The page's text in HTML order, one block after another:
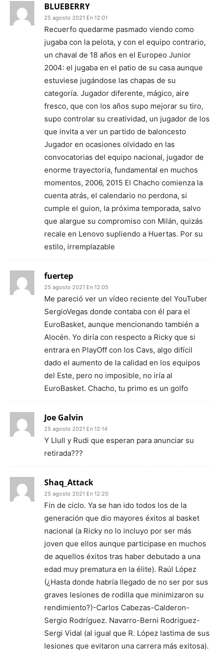
BLUEBERRY
25 agosto 2021 En 12:01
Recuerfo quedarme pasmado viendo como
jugaba con la pelota, y con el equipo contrario,
un chaval de 18 años en el Europeo Junior
2004: el jugaba en el patio de su casa aunque
estuviese jugándose las chapas de su
categoría. Jugador diferente, mágico, aire
fresco, que con los años supo mejorar su tiro,
supo controlar su creatividad, un jugador de los
que invita a ver un partido de baloncesto
Jugador en ocasiones olvidado en las
convocatorias del equipo nacional, jugador de
enorme trayectoria, fundamental en muchos
momentos, 2006, 2015 El Chacho comienza la
cuenta atrás, el calendario no perdona, si
cumple el guion, la próxima temporada, salvo
que alargue su compromiso con Milán, quizás
recale en Lenovo supliendo a Huertas. Por su
estilo, irremplazable
fuertep
25 agosto 2021 En 12:05
Me pareció ver un vídeo reciente del YouTuber
SergioVegas donde contaba con él para el
EuroBasket, aunque mencionando también a
Alocén. Yo diría con respecto a Ricky que si
entrara en PlayOff con los Cavs, algo difícil
dado el aumento de la calidad en los equipos
del Este, pero no imposible, no iría al
EuroBasket. Chacho, tu primo es un golfo
Joe Galvin
25 agosto 2021 En 12:14
Y Llull y Rudi que esperan para anunciar su
retirada???
Shaq_Attack
25 agosto 2021 En 12:20
Fin de ciclo. Ya se han ido todos los de la
generación que dio mayores éxitos al basket
nacional (a Ricky no lo incluyo por ser más
joven que ellos aunque participase en muchos
de aquellos éxitos tras haber debutado a una
edad muy prematura en la élite). Raúl López
(¿Hasta donde habría llegado de no ser por sus
graves lesiones de rodilla que minimizaron su
rendimiento?)-Carlos Cabezas-Calderon-
Sergio Rodríguez. Navarro-Berni Rodriguez-
Sergi Vidal (al igual que R. López lastima de sus
lesiones que evitaron una carrera más exitosa).